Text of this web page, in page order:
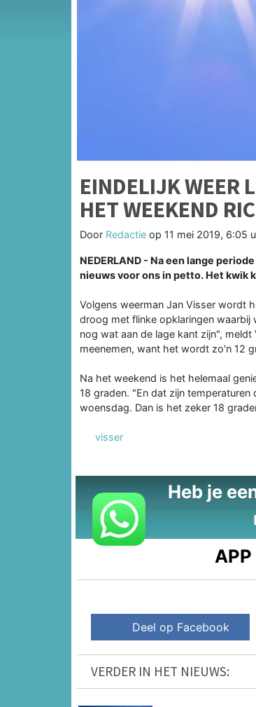
EINDELIJK WEER
HET WEEKEND
Door Redactie op 11 mei 2019, 6:05
NEDERLAND - Na een lange
nieuws voor ons in petto. Het kwik
Volgens weerman Jan Visser wordt
droog met flinke opklaringen waarbij
nog wat aan de lage kant zijn",
meenemen, want het wordt zo'n 12
Na het weekend is het helemaal
18 graden. "En dat zijn
woensdag. Dan is het zeker 18
visser
Heb je
APP
Deel op Facebook
VERDER IN HET NIEUWS: